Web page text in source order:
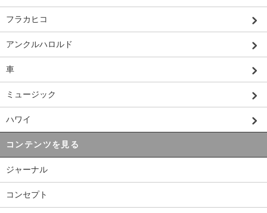
フラカヒコ
アンクルハロルド
車
ミュージック
ハワイ
コンテンツを見る
ジャーナル
コンセプト